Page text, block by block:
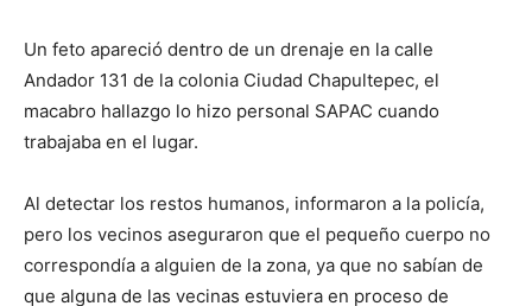
Un feto apareció dentro de un drenaje en la calle
Andador 131 de la colonia Ciudad Chapultepec, el
macabro hallazgo lo hizo personal SAPAC cuando
trabajaba en el lugar.
Al detectar los restos humanos, informaron a la policía,
pero los vecinos aseguraron que el pequeño cuerpo no
correspondía a alguien de la zona, ya que no sabían de
que alguna de las vecinas estuviera en proceso de